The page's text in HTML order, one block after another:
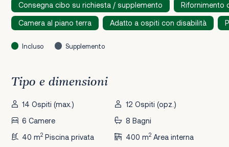
Consegna cibo su richiesta / supplemento Rifornimento
Camera al piano terra Adatto a ospiti con disabilità
Incluso Supplemento
Tipo e dimensioni
14 Ospiti (max.)
12 Ospiti (opz.)
6 Camere
8 Bagni
40 m2 Piscina privata 400 m2Area interna